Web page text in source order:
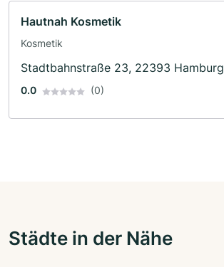
Hautnah Kosmetik
Kosmetik
Stadtbahnstraße 23, 22393 Hamburg
0.0 (0)
Städte in der Nähe